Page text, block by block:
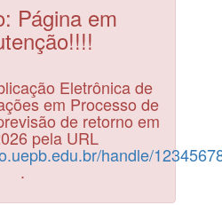
Página em
Eletrônica de
em Processo de
de retorno em
pela URL
handle/
.